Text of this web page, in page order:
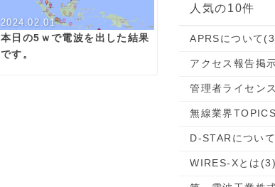
2024.02.01
本日の5ｗで電波を出した結果
です。
人気の10件
APRSについて
アクセス報告掲
管理者ライセン
無線業界TOPICS
D-STARについて
WIRES-Xとは (3)